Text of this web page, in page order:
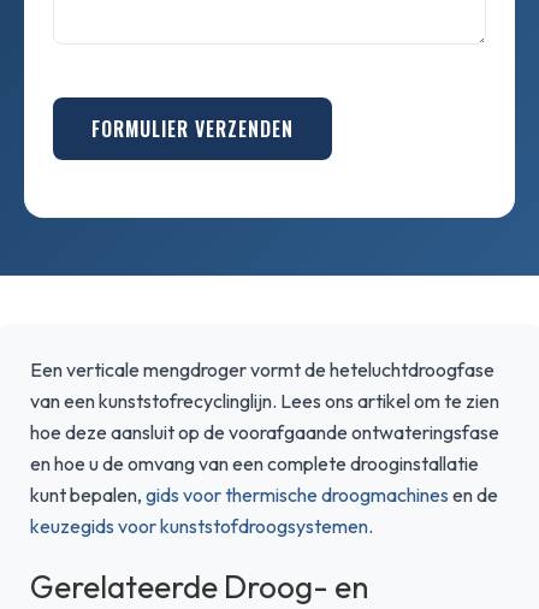
FORMULIER VERZENDEN
Een verticale mengdroger vormt de heteluchtdroogfase
van een kunststofrecyclinglijn. Lees ons artikel om te zien
hoe deze aansluit op de voorafgaande ontwateringsfase
en hoe u de omvang van een complete drooginstallatie
kunt bepalen, gids voor thermische droogmachines en de
keuzegids voor kunststofdroogsystemen.
Gerelateerde Droog- en